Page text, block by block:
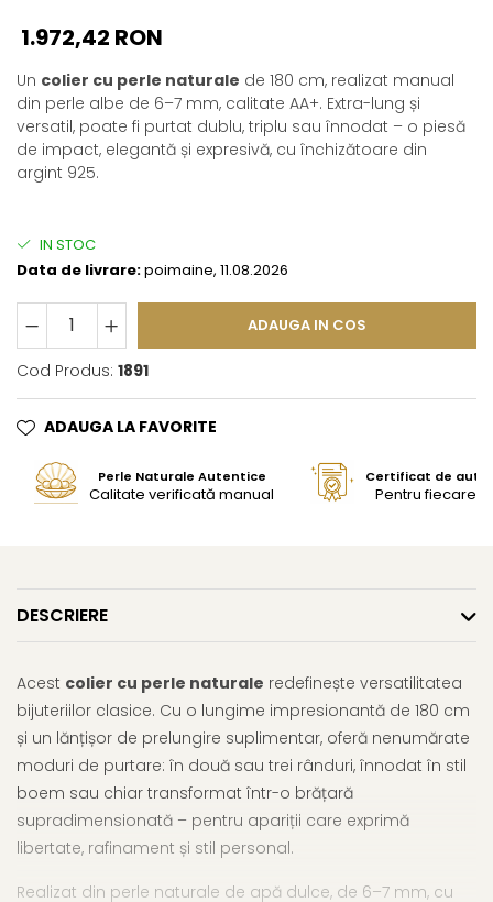
1.972,42 RON
Un colier cu perle naturale de 180 cm, realizat manual
din perle albe de 6–7 mm, calitate AA+. Extra-lung și
versatil, poate fi purtat dublu, triplu sau înnodat – o piesă
de impact, elegantă și expresivă, cu închizătoare din
argint 925.
IN STOC
Data de livrare:poimaine, 11.08.2026
ADAUGA IN COS
Cod Produs: 1891
ADAUGA LA FAVORITE
Perle Naturale Autentice
Calitate verificată manual
Certificat de
Pentru fiecare
DESCRIERE
Acest colier cu perle naturale redefinește versatilitatea
bijuteriilor clasice. Cu o lungime impresionantă de 180 cm
și un lănțișor de prelungire suplimentar, oferă nenumărate
moduri de purtare: în două sau trei rânduri, înnodat în stil
boem sau chiar transformat într-o brățară
supradimensionată – pentru apariții care exprimă
libertate, rafinament și stil personal.
Realizat din perle naturale de apă dulce, de 6–7 mm, cu